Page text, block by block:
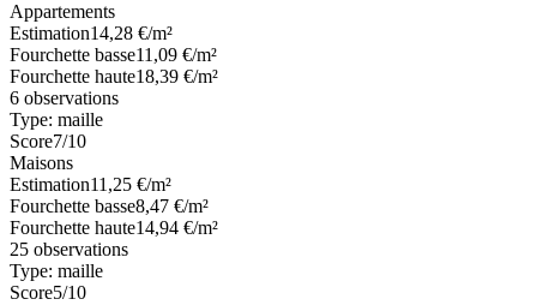
Appartements
Estimation14,28 €/m²
Fourchette basse11,09 €/m²
Fourchette haute18,39 €/m²
6 observations
Type: maille
Score7/10
Maisons
Estimation11,25 €/m²
Fourchette basse8,47 €/m²
Fourchette haute14,94 €/m²
25 observations
Type: maille
Score5/10